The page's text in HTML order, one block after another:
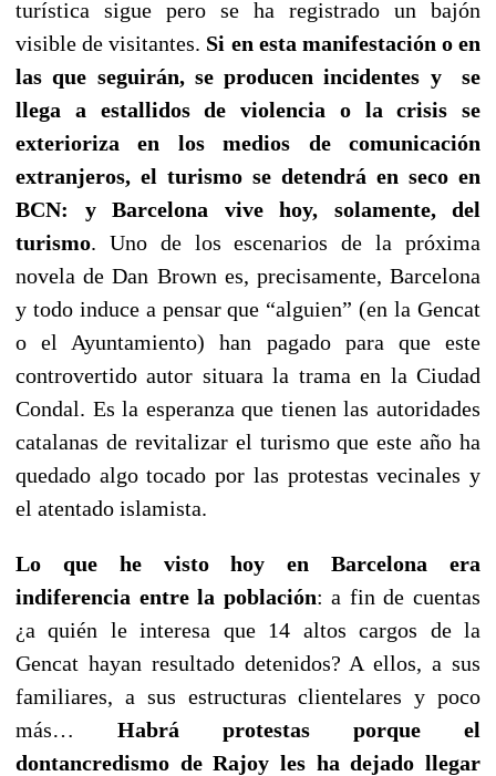
turística sigue pero se ha registrado un bajón
visible de visitantes. Si en esta manifestación o en
las que seguirán, se producen incidentes y se
llega a estallidos de violencia o la crisis se
exterioriza en los medios de comunicación
extranjeros, el turismo se detendrá en seco en
BCN: y Barcelona vive hoy, solamente, del
turismo. Uno de los escenarios de la próxima
novela de Dan Brown es, precisamente, Barcelona
y todo induce a pensar que “alguien” (en la Gencat
o el Ayuntamiento) han pagado para que este
controvertido autor situara la trama en la Ciudad
Condal. Es la esperanza que tienen las autoridades
catalanas de revitalizar el turismo que este año ha
quedado algo tocado por las protestas vecinales y
el atentado islamista.
Lo que he visto hoy en Barcelona era
indiferencia entre la población: a fin de cuentas
¿a quién le interesa que 14 altos cargos de la
Gencat hayan resultado detenidos? A ellos, a sus
familiares, a sus estructuras clientelares y poco
más… Habrá protestas porque el
dontancredismo de Rajoy les ha dejado llegar